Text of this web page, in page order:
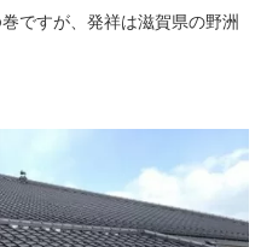
ですが、発祥は滋賀県の野洲